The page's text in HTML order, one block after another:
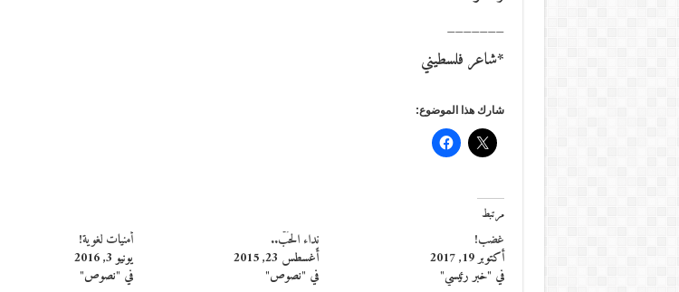
_______
*شاعر فلسطيني
شارك هذا الموضوع:
مرتبط
غضب!
أكتوبر 19, 2017
في "خبر رئيسي"
نِداء الحُبّ..
أغسطس 23, 2015
في "نصوص"
أمنيات لغوية!
يونيو 3, 2016
في "نصوص"